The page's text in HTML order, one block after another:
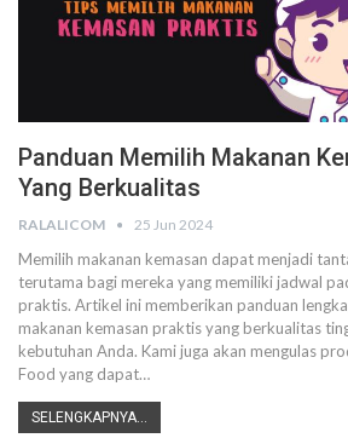
Panduan Memilih Makanan
Yang Berkualitas
RALALICOM 25 Jun 2024
Memilih makanan kemasan dapat menjadi
terutama bagi mereka yang memiliki jadwal
praktis. Artikel ini memberikan panduan
makanan kemasan praktis yang berkualitas
kebutuhan Anda. Kami juga akan mengulas
Food yang dapat…
SELENGKAPNYA...